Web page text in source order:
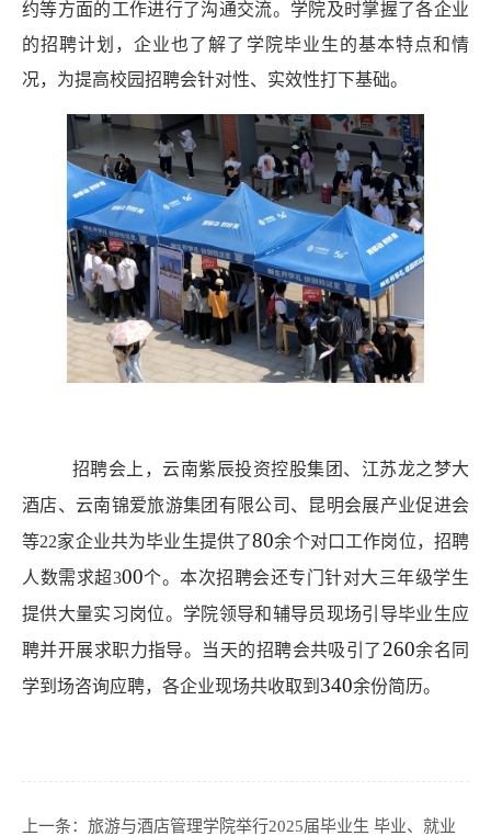
约等方面的工作进行了沟通交流。学院及时掌握了各企业
的招聘计划，企业也了解了学院毕业生的基本特点和情
况，为提高校园招聘会针对性、实效性打下基础。
招聘会上，云南紫辰投资控股集团、江苏龙之梦大
酒店、云南锦爱旅游集团有限公司、昆明会展产业促进会
等22家企业共为毕业生提供了80余个对口工作岗位，招聘
人数需求超300个。本次招聘会还专门针对大三年级学生
提供大量实习岗位。学院领导和辅导员现场引导毕业生应
聘并开展求职力指导。当天的招聘会共吸引了 260余名同
学到场咨询应聘，各企业现场共收取到 340余份简历。
上一条： 旅游与酒店管理学院举行2025届毕业生 毕业、就业